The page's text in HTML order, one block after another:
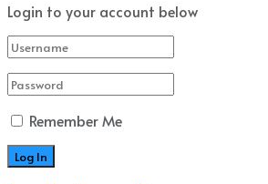
Login to your account below
Remember Me